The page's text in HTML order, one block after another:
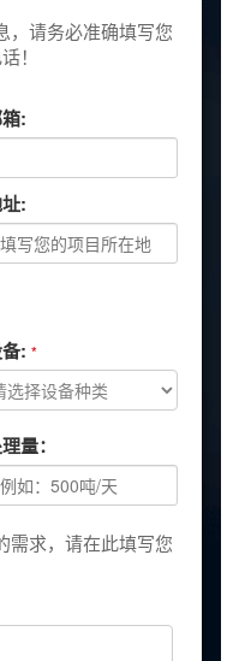
，请务必准确填写您
！
:
:
: *
量：
需求，请在此填写您